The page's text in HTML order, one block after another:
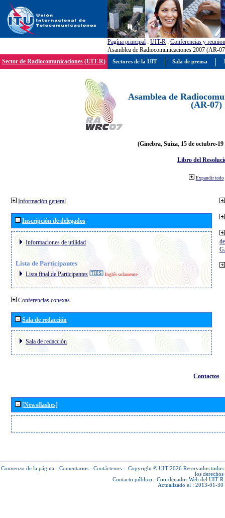
Pagína principal : UIT-R : Conferencias y
Asamblea de Radiocomunicaciones 2007 (AR-
Sector de Radiocomunicaciones (UIT-R)
Asamblea de
(AR-07)
(Ginebra, Suiza, 15 de octubre-19
Libro del
Expandir todo
Información general
Inscripción de delegados
Informaciones de utilidad
Lista de Participantes
Lista final de Participantes Inglés solamente
Conferencias conexas
Sala de redacción
Sala de redacción
Contactos
[Newsflashes]
Comienzo de la página - Comentarios - Contáctenos - Copyright © UIT 2026 Reservados todos
los derechos
Contacto público : Coordenador Web del UIT-R
Actualizado el : 2013-01-30
Sectores de la UIT Sala de prensa